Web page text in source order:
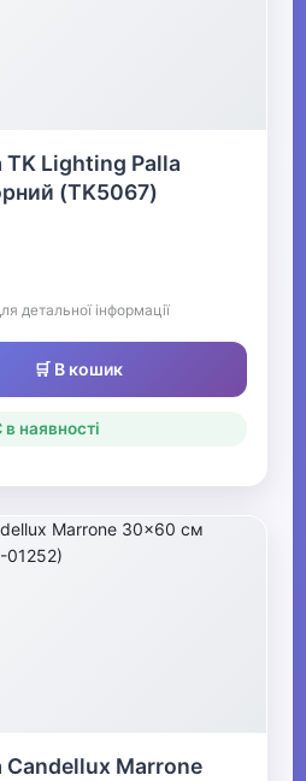
TK Lighting Palla
(TK5067)
детальної інформації
🛒 В кошик
в наявності
Candellux Marrone